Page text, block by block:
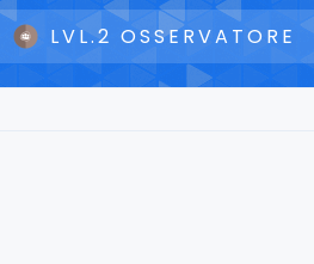
LVL.2 OSSERVATORE